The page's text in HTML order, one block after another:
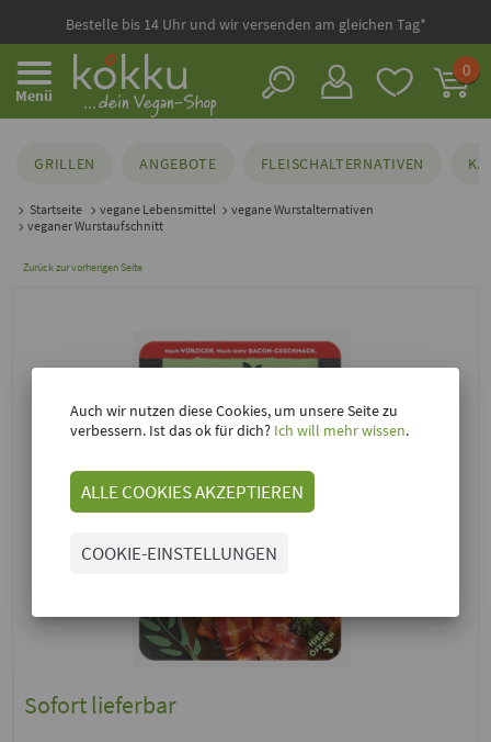
Bestelle bis 14 Uhr und wir versenden am gleichen Tag*
Menü
0
GRILLEN ANGEBOTE FLEISCHALTERNATIVEN
Startseite vegane Lebensmittel
vegane Wurstalternativen
veganer Wurstaufschnitt
Zurück zur vorherigen Seite
Sofort lieferbar
Auch wir nutzen diese Cookies, um unsere Seite zu
verbessern. Ist das ok für dich? Ich will mehr wissen.
ALLE COOKIES AKZEPTIEREN
COOKIE-EINSTELLUNGEN